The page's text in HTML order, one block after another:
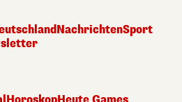
NachrichtenSport